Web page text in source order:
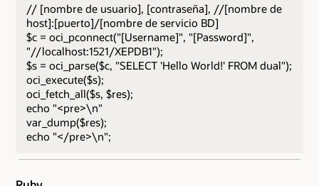
// [nombre de usuario], [contraseña], //[nombre de
host]:[puerto]/[nombre de servicio BD]
$c = oci_pconnect("[Username]", "[Password]",
"//localhost:1521/XEPDB1");
$s = oci_parse($c, "SELECT 'Hello World!' FROM dual");
oci_execute($s);
oci_fetch_all($s, $res);
echo "<pre>\n"
var_dump($res);
echo "</pre>\n";